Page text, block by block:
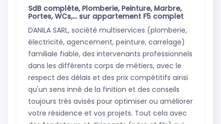
SdB complète, Plomberie, Peinture, Marbre,
Portes, WCs,... sur appartement F5 complet
DANILA SARL, société multiservices (plomberie,
électricité, agencement, peinture, carrelage)
familiale fiable, des intervenants professionnels
dans les différents corps de métiers, avec le
respect des délais et des prix compétitifs ainsi
qu'un sens inné de la finition et des conseils
toujours très avisés pour optimiser ou améliorer
votre résidence et vos projets. Tout cela avec